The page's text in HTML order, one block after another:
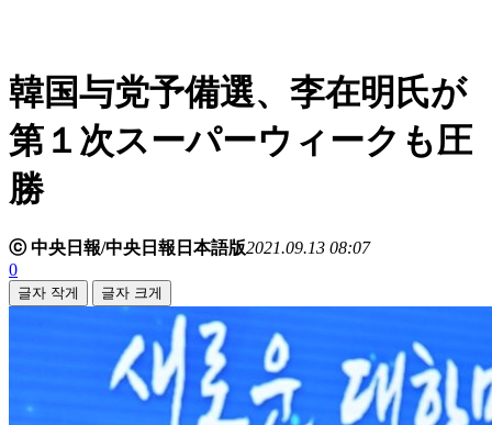
韓国与党予備選、李在明氏が
第１次スーパーウィークも圧
勝
ⓒ 中央日報/中央日報日本語版2021.09.13 08:07
0
글자 작게 글자 크게